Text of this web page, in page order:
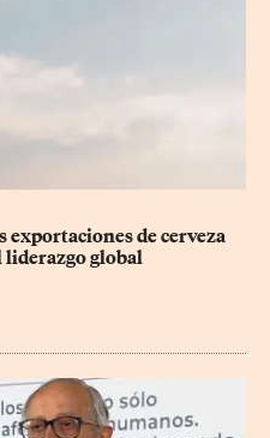
exportaciones de cerveza
liderazgo global